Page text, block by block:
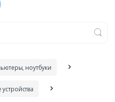
ноутбуки